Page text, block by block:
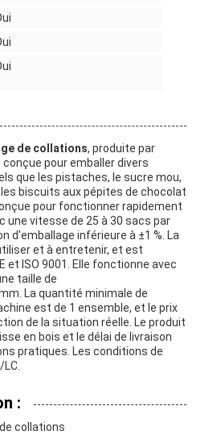
de collations, produite par
pour emballer divers
que les pistaches, le sucre mou,
biscuits aux pépites de chocolat
pour fonctionner rapidement
une vitesse de 25 à 30 sacs par
d'emballage inférieure à ±1 %. La
et à entretenir, et est
et ISO 9001. Elle fonctionne avec
taille de
La quantité minimale de
est de 1 ensemble, et le prix
de la situation réelle. Le produit
en bois et le délai de livraison
pratiques. Les conditions de
:
collations